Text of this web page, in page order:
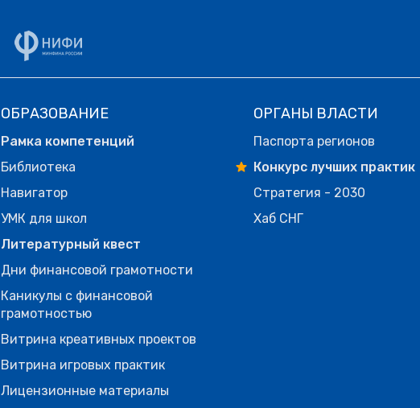
ОБРАЗОВАНИЕ
Рамка компетенций
Библиотека
Навигатор
УМК для школ
Литературный квест
Дни финансовой грамотности
Каникулы с финансовой
грамотностью
Витрина креативных проектов
Витрина игровых практик
Лицензионные материалы
ОРГАНЫ ВЛАСТИ
Паспорта регионов
Конкурс лучших практик
Стратегия - 2030
Хаб СНГ